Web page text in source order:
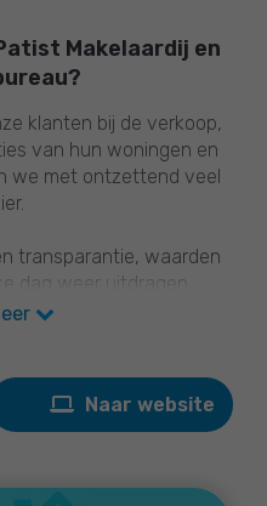
Makelaardij en
klanten bij de verkoop,
van hun woningen en
we met ontzettend veel
transparantie, waarden
dag weer uitdragen.
voor jou betekenen?
Naar website